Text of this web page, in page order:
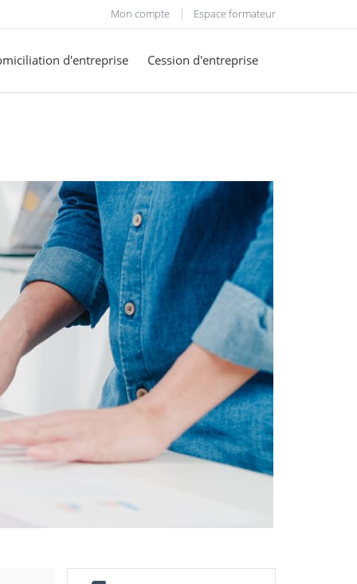
Mon compte Espace formateur
d'entreprise Cession d'entreprise